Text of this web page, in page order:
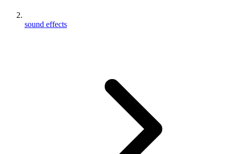
sound effects